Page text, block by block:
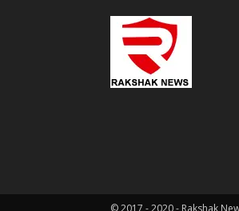
© 2017 - 2020 - Rakshak